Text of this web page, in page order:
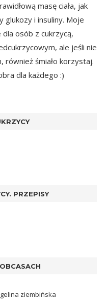
masę ciała, jak
i insuliny. Moje
osób z cukrzycą,
ale jeśli nie
śmiało korzystaj.
dla każdego :)
PRZEPISY